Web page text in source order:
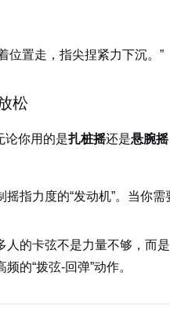
位置走，指尖捏紧力下沉。”
松
论你用的是扎桩摇还是悬腕摇
摇指力度的“发动机”。当你
人的卡弦不是力量不够，而是
的“拨弦-回弹”动作。